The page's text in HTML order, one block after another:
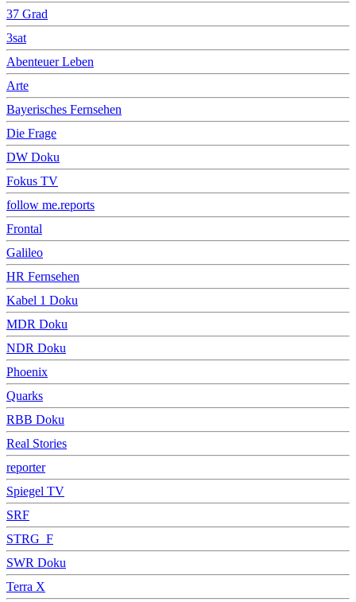
37 Grad
3sat
Abenteuer Leben
Arte
Bayerisches Fernsehen
Die Frage
DW Doku
Fokus TV
follow me.reports
Frontal
Galileo
HR Fernsehen
Kabel 1 Doku
MDR Doku
NDR Doku
Phoenix
Quarks
RBB Doku
Real Stories
reporter
Spiegel TV
SRF
STRG_F
SWR Doku
Terra X